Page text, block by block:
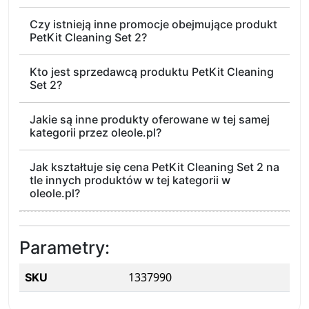
Czy istnieją inne promocje obejmujące produkt
PetKit Cleaning Set 2?
Kto jest sprzedawcą produktu PetKit Cleaning
Set 2?
Jakie są inne produkty oferowane w tej samej
kategorii przez oleole.pl?
Jak kształtuje się cena PetKit Cleaning Set 2 na
tle innych produktów w tej kategorii w
oleole.pl?
Parametry:
SKU 1337990